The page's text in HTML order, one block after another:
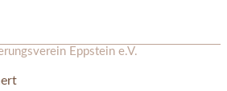
Eppstein e.V.